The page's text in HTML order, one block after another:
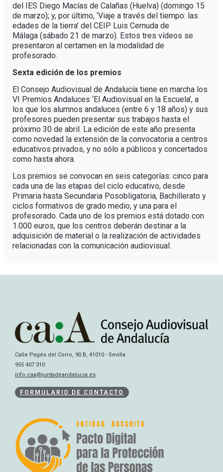
del IES Diego Macías de Calañas (Huelva) (domingo 15
de marzo); y, por último, ‘Viaje a través del tiempo: las
edades de la tierra’ del CEIP Luis Cernuda de
Málaga (sábado 21 de marzo). Estos tres vídeos se
presentaron al certamen en la modalidad de
profesorado.
Sexta edición de los premios
El Consejo Audiovisual de Andalucía tiene en marcha los
VI Premios Andaluces ‘El Audiovisual en la Escuela’, a
los que los alumnos andaluces (entre 6 y 18 años) y sus
profesores pueden presentar sus trabajos hasta el
próximo 30 de abril. La edición de este año presenta
como novedad la extensión de la convocatoria a centros
educativos privados, y no sólo a públicos y concertados
como hasta ahora.
Los premios se convocan en seis categorías: cinco para
cada una de las etapas del ciclo educativo, desde
Primaria hasta Secundaria Posobligatoria, Bachillerato y
ciclos formativos de grado medio, y una para el
profesorado. Cada uno de los premios está dotado con
1.000 euros, que los centros deberán destinar a la
adquisición de material o la realización de actividades
relacionadas con la comunicación audiovisual.
Calle Pagés del Corro, 90 B, 41010 - Sevilla
955 407 310
info.caa@juntadeandalucia.es
FORMULARIO DE CONTACTO